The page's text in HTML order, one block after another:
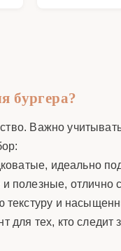
бургера?
Важно
идеально
полезные, отлично
и
для тех, кто следит